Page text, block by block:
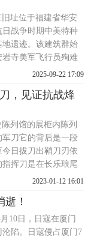
的标语。途中，同
家钟武艺告诉我们，
址位于福建省华安
战争时期中美特种
遗迹。该建筑群始
岩寺美军飞行员殉难
战时期地图壁画、军
班遗址。该遗址原
承
2025-09-22 17:09
，见证抗战烽
列馆的展柜内陈列
刀它的背后是一段
日拔刀出鞘刀刃依
指挥刀是在长乐琅尾
是福建沿海抗日游击
。1941年4月侵华日
涂登陆连江、长乐、
2023-01-12 16:01
！
月10日，日寇在厦门
陷。日寇侵占厦门7